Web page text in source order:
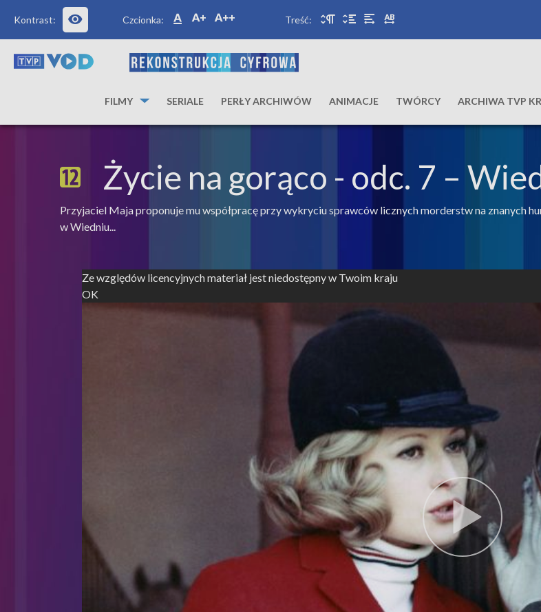
Kontrast: Czcionka: Treść:
FILMY SERIALE PERŁY ARCHIWÓW ANIMACJE TWÓRCY ARCHIWA TVP
Życie na gorąco - odc. 7 –
Przyjaciel Maja proponuje mu współpracę przy wykryciu sprawców licznych morderstw na znanych
w Wiedniu...
Ze względów licencyjnych materiał jest niedostępny w Twoim kraju
OK